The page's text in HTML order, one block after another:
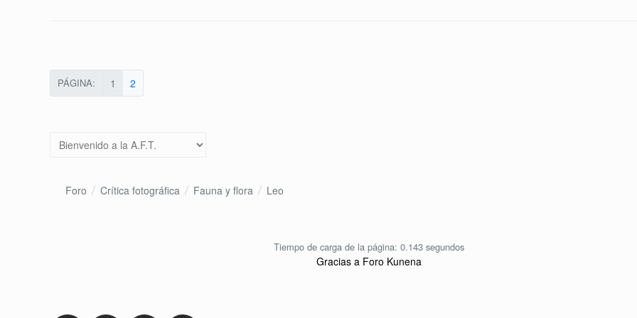
PÁGINA: 1 2
Foro Crítica fotográfica Fauna y flora Leo
Tiempo de carga de la página: 0.143 segundos
Gracias a Foro Kunena